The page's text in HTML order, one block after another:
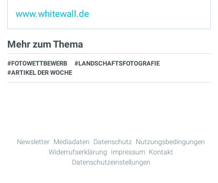
www.whitewall.de
Mehr zum Thema
#FOTOWETTBEWERB
#LANDSCHAFTSFOTOGRAFIE
#ARTIKEL DER WOCHE
Newsletter Mediadaten Datenschutz
Nutzungsbedingungen
Widerrufserklärung
Impressum Kontakt
Datenschutzeinstellungen